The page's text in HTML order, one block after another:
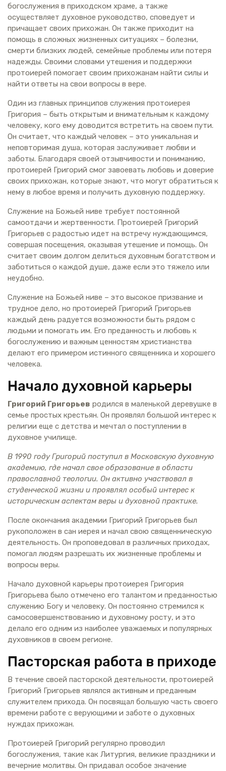
богослужения в приходском храме, а также
осуществляет духовное руководство, споведует и
причащает своих прихожан. Он также приходит на
помощь в сложных жизненных ситуациях – болезни,
смерти близких людей, семейные проблемы или потеря
надежды. Своими словами утешения и поддержки
протоиерей помогает своим прихожанам найти силы и
найти ответы на свои вопросы в вере.
Один из главных принципов служения протоиерея
Григория – быть открытым и внимательным к каждому
человеку, кого ему доводится встретить на своем пути.
Он считает, что каждый человек – это уникальная и
неповторимая душа, которая заслуживает любви и
заботы. Благодаря своей отзывчивости и пониманию,
протоиерей Григорий смог завоевать любовь и доверие
своих прихожан, которые знают, что могут обратиться к
нему в любое время и получить духовную поддержку.
Служение на Божьей ниве требует постоянной
самоотдачи и жертвенности. Протоиерей Григорий
Григорьев с радостью идет на встречу нуждающимся,
совершая посещения, оказывая утешение и помощь. Он
считает своим долгом делиться духовным богатством и
заботиться о каждой душе, даже если это тяжело или
неудобно.
Служение на Божьей ниве – это высокое призвание и
трудное дело, но протоиерей Григорий Григорьев
каждый день радуется возможности быть рядом с
людьми и помогать им. Его преданность и любовь к
богослужению и важным ценностям христианства
делают его примером истинного священника и хорошего
человека.
Начало духовной карьеры
Григорий Григорьев родился в маленькой деревушке в
семье простых крестьян. Он проявлял большой интерес к
религии еще с детства и мечтал о поступлении в
духовное училище.
В 1990 году Григорий поступил в Московскую духовную
академию, где начал свое образование в области
православной теологии. Он активно участвовал в
студенческой жизни и проявлял особый интерес к
историческим аспектам веры и духовной практике.
После окончания академии Григорий Григорьев был
рукоположен в сан иерея и начал свою священническую
деятельность. Он проповедовал в различных приходах,
помогал людям разрешать их жизненные проблемы и
вопросы веры.
Начало духовной карьеры протоиерея Григория
Григорьева было отмечено его талантом и преданностью
служению Богу и человеку. Он постоянно стремился к
самосовершенствованию и духовному росту, и это
делало его одним из наиболее уважаемых и популярных
духовников в своем регионе.
Пасторская работа в приходе
В течение своей пасторской деятельности, протоиерей
Григорий Григорьев являлся активным и преданным
служителем прихода. Он посвящал большую часть своего
времени работе с верующими и заботе о духовных
нуждах прихожан.
Протоиерей Григорий регулярно проводил
богослужения, такие как Литургия, великие праздники и
вечерние молитвы. Он придавал особое значение